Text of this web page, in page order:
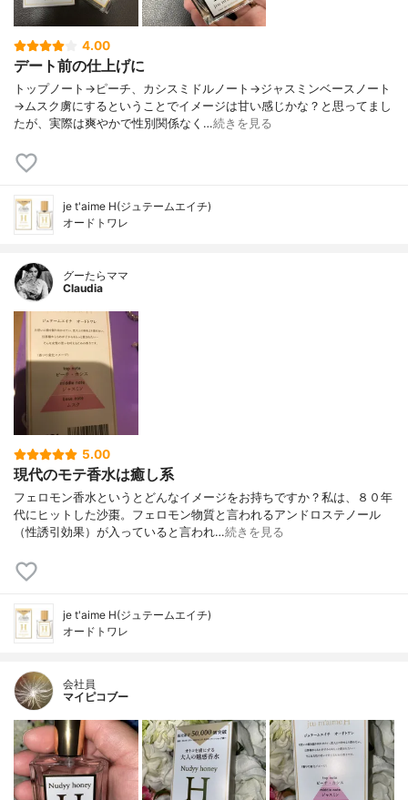
4.00
デート前の仕上げに
トップノート→ピーチ、カシスミドルノート→ジャスミンベースノート
→ムスク虜にするということでイメージは甘い感じかな？と思ってまし
たが、実際は爽やかで性別関係なく…続きを見る
je t'aime H(ジュテームエイチ)
オードトワレ
グーたらママ
Claudia
5.00
現代のモテ香水は癒し系
フェロモン香水というとどんなイメージをお持ちですか？私は、８０年
代にヒットした沙棗。フェロモン物質と言われるアンドロステノール
（性誘引効果）が入っていると言われ…続きを見る
je t'aime H(ジュテームエイチ)
オードトワレ
会社員
マイピコブー